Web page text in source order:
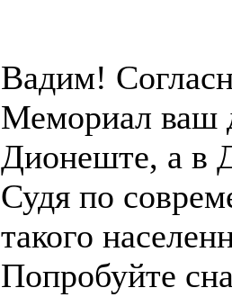
Вадим!
Мемориал ваш
Дионеште, а в
Судя по
такого
Попробуйте